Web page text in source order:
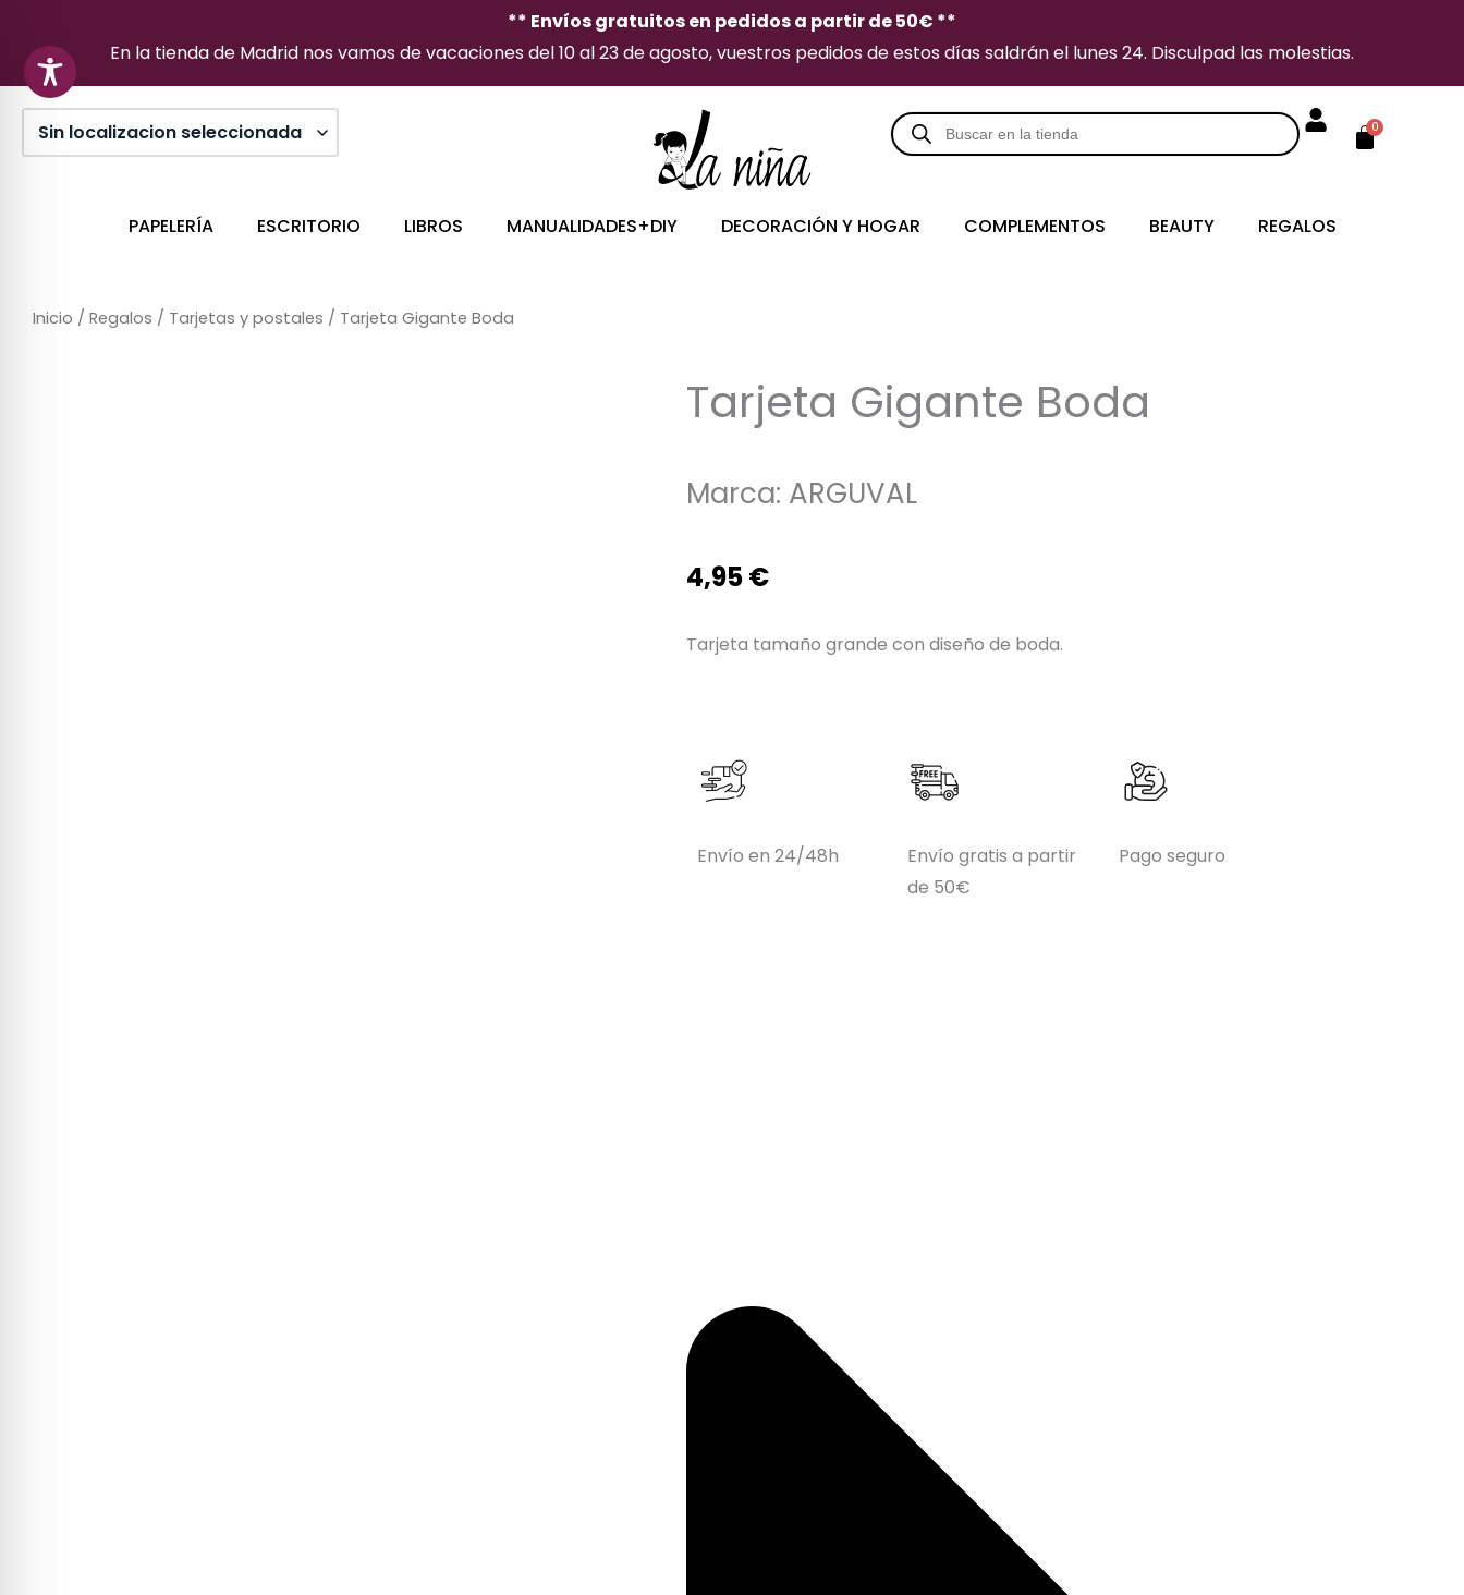
contenido
** Envíos gratuitos en pedidos a partir de 50€ **
En la tienda de Madrid nos vamos de vacaciones del 10 al 23 de agosto, vuestros pedidos de estos días saldrán el lunes 24. Disculpad las molestias.
Búsqueda
de
productos
0
Carrito
PAPELERÍA ESCRITORIO LIBROS MANUALIDADES+DIY DECORACIÓN Y HOGAR COMPLEMENTOS BEAUTY REGALOS
Inicio / Regalos / Tarjetas y postales / Tarjeta Gigante Boda
Tarjeta Gigante Boda
Marca: ARGUVAL
4,95€
Tarjeta tamaño grande con diseño de boda.
Envío en 24/48h
Envío gratis a partir
de 50€
Pago seguro